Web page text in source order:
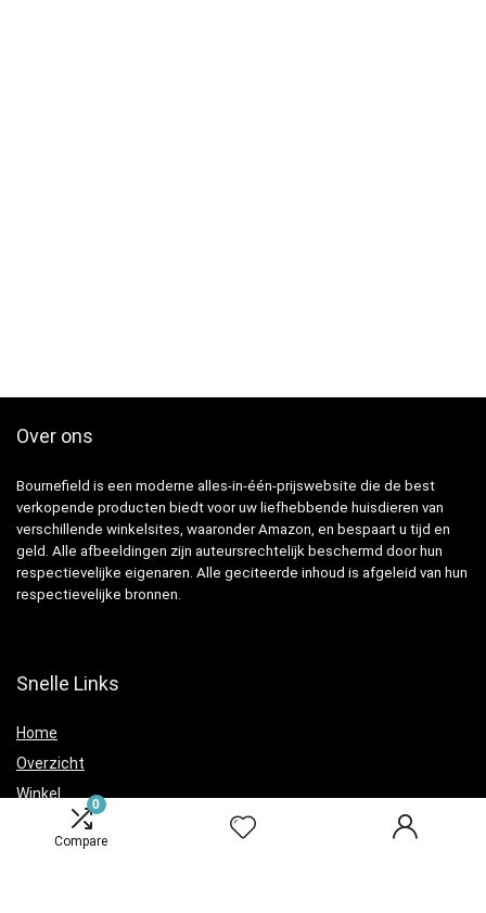
0
Compare
Over ons
Bournefield is een moderne alles-in-één-prijswebsite die de best
verkopende producten biedt voor uw liefhebbende huisdieren van
verschillende winkelsites, waaronder Amazon, en bespaart u tijd en
geld. Alle afbeeldingen zijn auteursrechtelijk beschermd door hun
respectievelijke eigenaren. Alle geciteerde inhoud is afgeleid van hun
respectievelijke bronnen.
Snelle Links
Home
Overzicht
Winkel